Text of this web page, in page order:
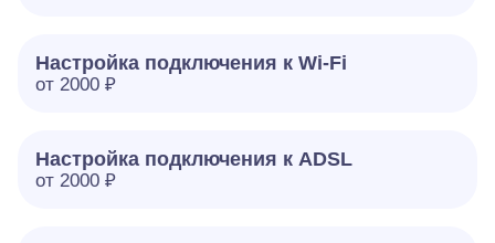
Настройка подключения к Wi-Fi
от 2000 ₽
Настройка подключения к ADSL
от 2000 ₽